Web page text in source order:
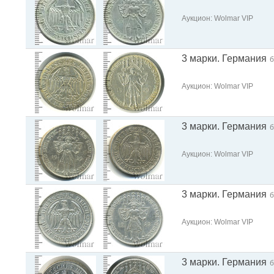
Аукцион: Wolmar VIP
3 марки. Германия
Аукцион: Wolmar VIP
3 марки. Германия
Аукцион: Wolmar VIP
3 марки. Германия
Аукцион: Wolmar VIP
3 марки. Германия